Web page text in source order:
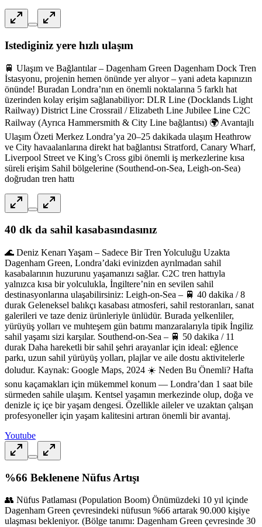
Istediginiz yere hızlı ulaşım
🚆 Ulaşım ve Bağlantılar – Dagenham Green Dagenham Dock Tren
İstasyonu, projenin hemen önünde yer alıyor – yani adeta kapınızın
önünde! Buradan Londra’nın en önemli noktalarına 5 farklı hat
üzerinden kolay erişim sağlanabiliyor: DLR Line (Docklands Light
Railway) District Line Crossrail / Elizabeth Line Jubilee Line C2C
Railway (Ayrıca Hammersmith & City Line bağlantısı) 🌍 Avantajlı
Ulaşım Özeti Merkez Londra’ya 20–25 dakikada ulaşım Heathrow
ve City havaalanlarına direkt hat bağlantısı Stratford, Canary Wharf,
Liverpool Street ve King’s Cross gibi önemli iş merkezlerine kısa
süreli erişim Sahil bölgelerine (Southend-on-Sea, Leigh-on-Sea)
doğrudan tren hattı
40 dk da sahil kasabasındasınız
🌊 Deniz Kenarı Yaşam – Sadece Bir Tren Yolculuğu Uzakta
Dagenham Green, Londra’daki evinizden ayrılmadan sahil
kasabalarının huzurunu yaşamanızı sağlar. C2C tren hattıyla
yalnızca kısa bir yolculukla, İngiltere’nin en sevilen sahil
destinasyonlarına ulaşabilirsiniz: Leigh-on-Sea – 🚆 40 dakika / 8
durak Geleneksel balıkçı kasabası atmosferi, sahil restoranları, sanat
galerileri ve taze deniz ürünleriyle ünlüdür. Burada yelkenliler,
yürüyüş yolları ve muhteşem gün batımı manzaralarıyla tipik İngiliz
sahil yaşamı sizi karşılar. Southend-on-Sea – 🚆 50 dakika / 11
durak Daha hareketli bir sahil şehri arayanlar için ideal: eğlence
parkı, uzun sahil yürüyüş yolları, plajlar ve aile dostu aktivitelerle
doludur. Kaynak: Google Maps, 2024 ☀️ Neden Bu Önemli? Hafta
sonu kaçamakları için mükemmel konum — Londra’dan 1 saat bile
sürmeden sahile ulaşım. Kentsel yaşamın merkezinde olup, doğa ve
denizle iç içe bir yaşam dengesi. Özellikle aileler ve uzaktan çalışan
profesyoneller için yaşam kalitesini artıran önemli bir avantaj.
Youtube
%66 Beklenene Nüfus Artışı
👥 Nüfus Patlaması (Population Boom) Önümüzdeki 10 yıl içinde
Dagenham Green çevresindeki nüfusun %66 artarak 90.000 kişiye
ulaşması bekleniyor. (Bölge tanımı: Dagenham Green çevresinde 30